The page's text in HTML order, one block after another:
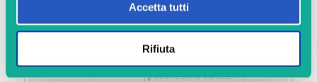
Accetta tutti
Rifiuta
AdSense per
sperimentare
l'efficacia
pubblicitaria su tutti i